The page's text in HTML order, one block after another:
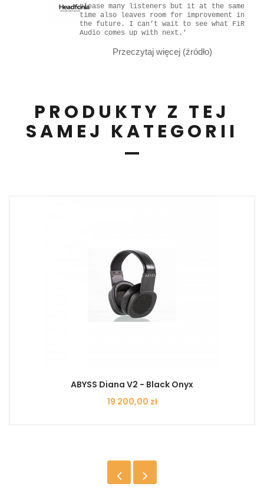
please many listeners but it at the same
time also leaves room for improvement in
the future. I can’t wait to see what FiR
Audio comes up with next.'
Przeczytaj więcej (źródło)
PRODUKTY Z TEJ
SAMEJ KATEGORII
ABYSS Diana V2 - Black Onyx
Cena
19 200,00 zł